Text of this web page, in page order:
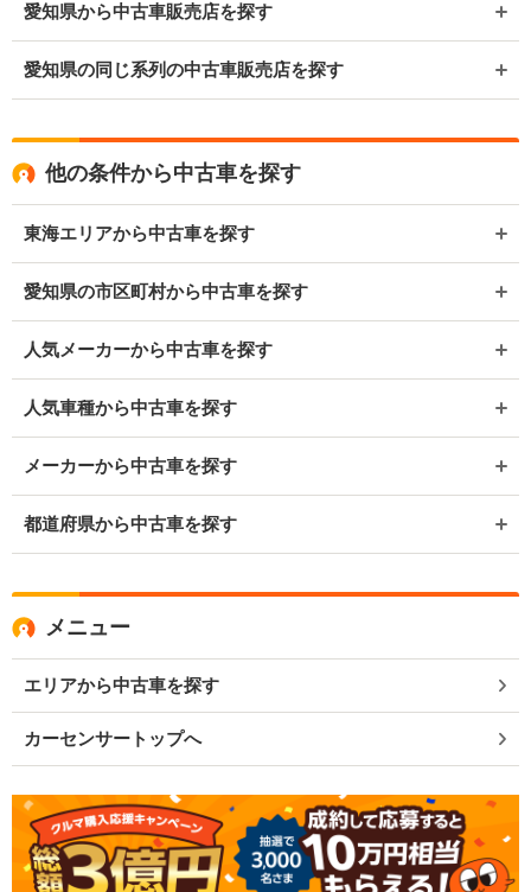
愛知県から中古車販売店を探す
愛知県の同じ系列の中古車販売店を探す
他の条件から中古車を探す
東海エリアから中古車を探す
愛知県の市区町村から中古車を探す
人気メーカーから中古車を探す
人気車種から中古車を探す
メーカーから中古車を探す
都道府県から中古車を探す
メニュー
エリアから中古車を探す
カーセンサートップへ